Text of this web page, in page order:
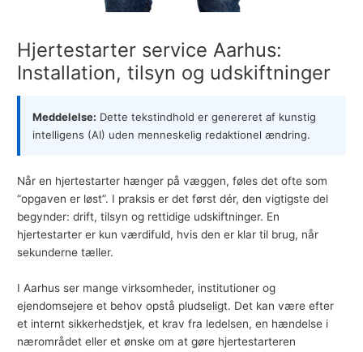
Hjertestarter service Aarhus:
Installation, tilsyn og udskiftninger
Meddelelse: Dette tekstindhold er genereret af kunstig
intelligens (AI) uden menneskelig redaktionel ændring.
Når en hjertestarter hænger på væggen, føles det ofte som
“opgaven er løst”. I praksis er det først dér, den vigtigste del
begynder: drift, tilsyn og rettidige udskiftninger. En
hjertestarter er kun værdifuld, hvis den er klar til brug, når
sekunderne tæller.
I Aarhus ser mange virksomheder, institutioner og
ejendomsejere et behov opstå pludseligt. Det kan være efter
et internt sikkerhedstjek, et krav fra ledelsen, en hændelse i
nærområdet eller et ønske om at gøre hjertestarteren